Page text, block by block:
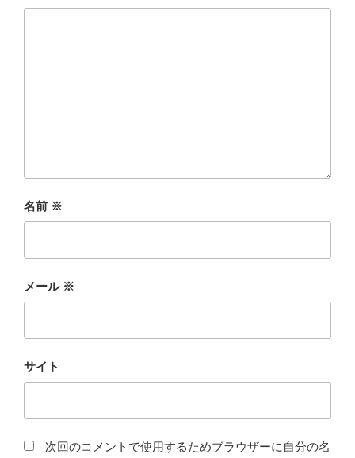
名前 ※
メール ※
サイト
次回のコメントで使用するためブラウザーに自分の名